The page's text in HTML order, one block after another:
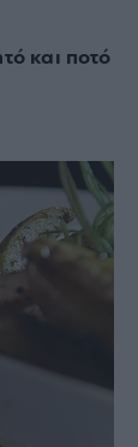
και ποτό